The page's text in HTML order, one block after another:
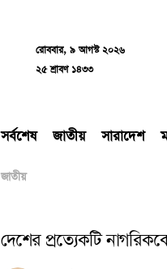
রোববার, ৯ আগস্ট ২০২৬
২৫ শ্রাবণ ১৪৩৩
সর্বশেষ জাতীয় সারাদেশ
জাতীয়
দেশের প্রত্যেকটি